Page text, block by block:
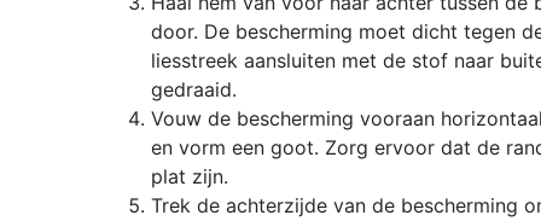
door. De bescherming moet dicht tegen
liesstreek aansluiten met de stof naar
gedraaid.
Vouw de bescherming vooraan
en vorm een goot. Zorg ervoor dat de
plat zijn.
Trek de achterzijde van de bescherming